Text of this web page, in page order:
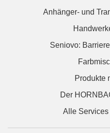
Anhänger- und
Seniovo:
Produkte
Der
Alle